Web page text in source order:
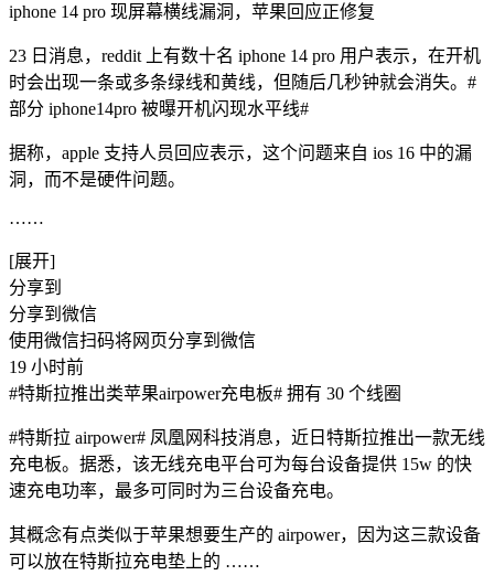
iphone 14 pro 现屏幕横线漏洞，苹果回应正修复
23 日消息，reddit 上有数十名 ‌iphone 14 pro‌ 用户表示，在开机
时会出现一条或多条绿线和黄线，但随后几秒钟就会消失。#
部分 iphone14pro 被曝开机闪现水平线#
据称，apple 支持人员回应表示，这个问题来自 ios 16 中的漏
洞，而不是硬件问题。
​……
[展开]
分享到
分享到微信
使用微信扫码将网页分享到微信
19 小时前
#特斯拉推出类苹果airpower充电板# 拥有 30 个线圈
#特斯拉 airpower# 凤凰网科技消息，近日特斯拉推出一款无线
充电板。据悉，该无线充电平台可为每台设备提供 15w 的快
速充电功率，最多可同时为三台设备充电。
其概念有点类似于苹果想要生产的 airpower，因为这三款设备
可以放在特斯拉充电垫上的 ​……